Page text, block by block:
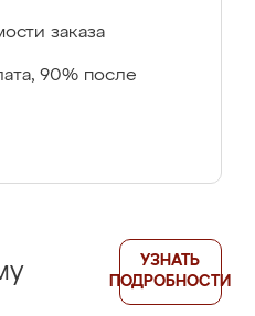
заказа
90% после
УЗНАТЬ
ПОДРОБНОСТИ